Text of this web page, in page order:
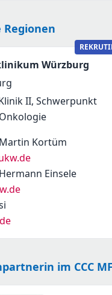
Würzburg
II, Schwerpunkt
Kortüm
Einsele
im CCC MF